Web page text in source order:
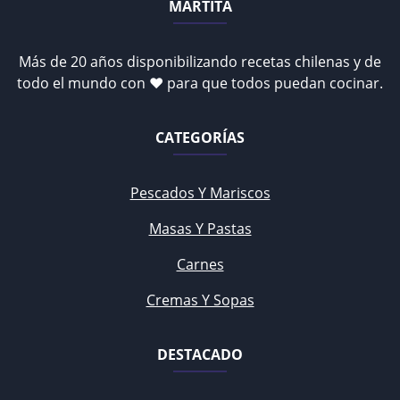
MARTITA
Más de 20 años disponibilizando recetas chilenas y de
todo el mundo con ♥ para que todos puedan cocinar.
CATEGORÍAS
Pescados Y Mariscos
Masas Y Pastas
Carnes
Cremas Y Sopas
DESTACADO